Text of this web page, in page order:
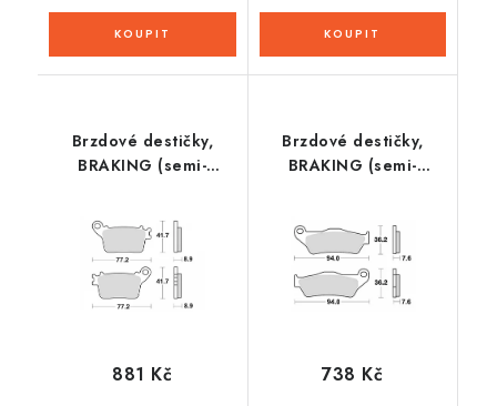
Brzdové destičky,
BRAKING (semi-
881 Kč
Brzdové destičky,
BRAKING (semi-
738 Kč